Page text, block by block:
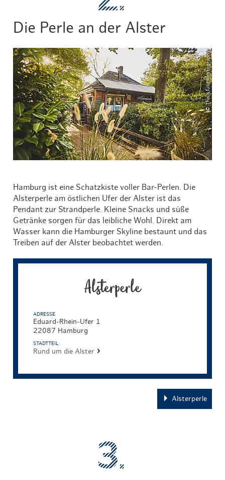
Die Perle an der Alster
© ThisIsJulia Photography
Hamburg ist eine Schatzkiste voller Bar-Perlen. Die
Alsterperle am östlichen Ufer der Alster ist das
Pendant zur Strandperle. Kleine Snacks und süße
Getränke sorgen für das leibliche Wohl. Direkt am
Wasser kann die Hamburger Skyline bestaunt und das
Treiben auf der Alster beobachtet werden.
Alsterperle
ADRESSE
Eduard-Rhein-Ufer 1
22087 Hamburg
STADTTEIL
Rund um die Alster
Alsterperle